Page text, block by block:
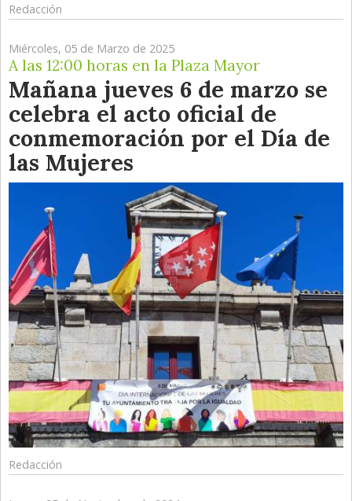
Redacción
Miércoles, 05 de Marzo de 2025
A las 12:00 horas en la Plaza Mayor
Mañana jueves 6 de marzo se
celebra el acto oficial de
conmemoración por el Día de
las Mujeres
Redacción